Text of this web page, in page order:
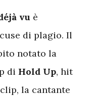
vu è
di plagio. Il
notato la
di Hold Up, hit
la cantante